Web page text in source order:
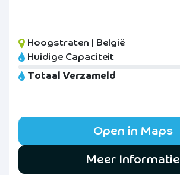
Hoogstraten | België
Huidige Capaciteit
Totaal Verzameld
Open in Maps
Meer Informatie